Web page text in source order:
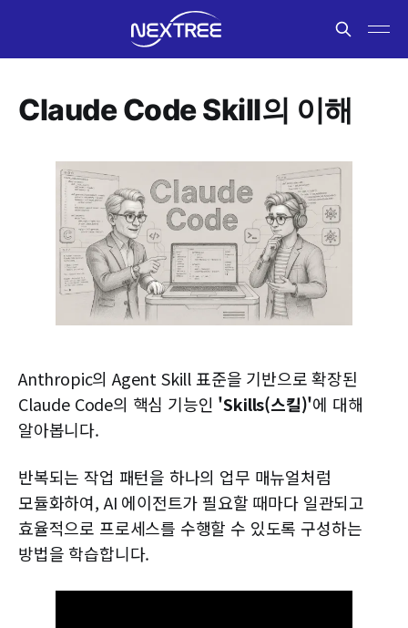
Claude Code Skill의 이해
Anthropic의 Agent Skill 표준을 기반으로 확장된
Claude Code의 핵심 기능인 'Skills(스킬)'에 대해
알아봅니다.
반복되는 작업 패턴을 하나의 업무 매뉴얼처럼
모듈화하여, AI 에이전트가 필요할 때마다 일관되고
효율적으로 프로세스를 수행할 수 있도록 구성하는
방법을 학습합니다.